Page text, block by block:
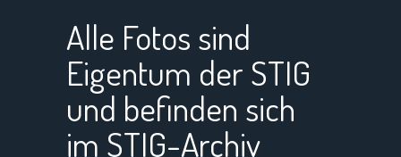
Alle Fotos sind
Eigentum der STIG
und befinden sich
im STIG-Archiv